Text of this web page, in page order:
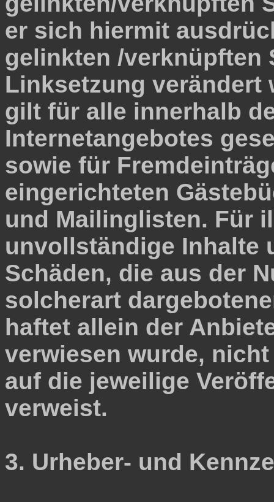
er sich hiermit
gelinkten /verknüpften
Linksetzung verändert
gilt für alle innerhalb
Internetangebotes
sowie für
eingerichteten
und Mailinglisten. Für
unvollständige Inhalte
Schäden, die aus der
solcherart
haftet allein der
verwiesen wurde,
auf die jeweilige
verweist.
3. Urheber- und